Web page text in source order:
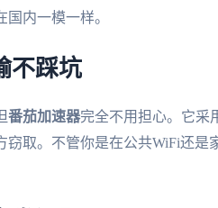
内一模一样。
不踩坑
番茄加速器完全不用担心。它采
窃取。不管你是在公共WiFi还是